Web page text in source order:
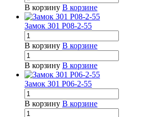
В корзину В корзине
Замок З01 Р08-2-55
В корзину В корзине
В корзину В корзине
Замок З01 Р06-2-55
В корзину В корзине